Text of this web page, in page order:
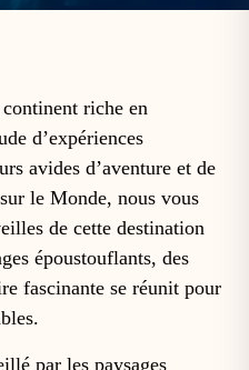
riche en
d’expériences
avides d’aventure et de
le Monde, nous vous
de cette destination
époustouflants, des
fascinante se réunit pour
par les paysages